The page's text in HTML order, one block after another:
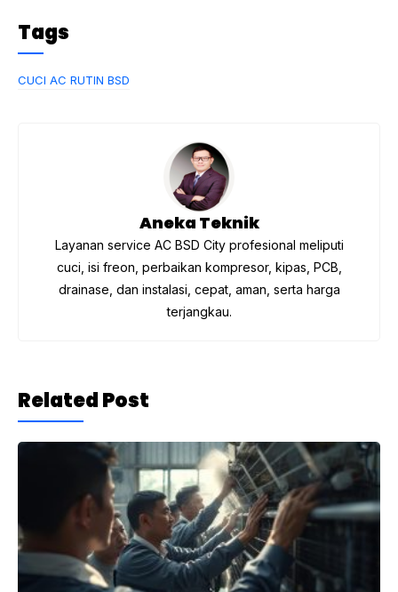
c
e
b
p
Tags
CUCI AC RUTIN BSD
Aneka Teknik
Layanan service AC BSD City profesional meliputi
cuci, isi freon, perbaikan kompresor, kipas, PCB,
drainase, dan instalasi, cepat, aman, serta harga
terjangkau.
Related Post